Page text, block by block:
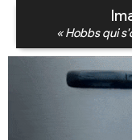
« Hobbs qui